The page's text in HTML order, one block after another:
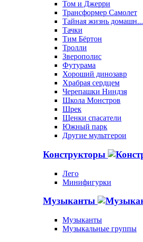
Том и Джерри
Трансформер Самолет
Тайная жизнь домашн...
Тачки
Тим Бёртон
Тролли
Зверополис
Футурама
Хороший динозавр
Храбрая сердцем
Черепашки Ниндзя
Школа Монстров
Шрек
Щенки спасатели
Южный парк
Другие мультгерои
Конструкторы
Лего
Минифигурки
Музыканты
Музыканты
Музыкальные группы